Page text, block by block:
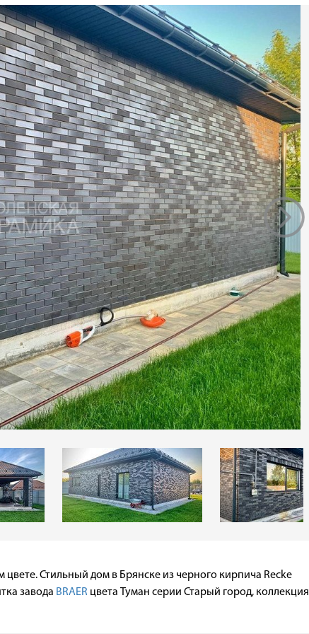
Стильный дом в Брянске из черного кирпича Recke
завода BRAER цвета Туман серии Старый город, коллекция